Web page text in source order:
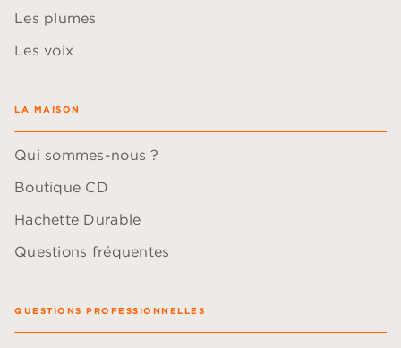
Les plumes
Les voix
LA MAISON
Qui sommes-nous ?
Boutique CD
Hachette Durable
Questions fréquentes
QUESTIONS PROFESSIONNELLES